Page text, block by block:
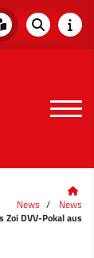
News
News
Zoi DVV-Pokal aus